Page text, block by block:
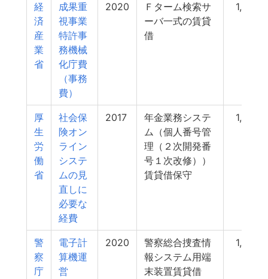
経
済
産
業
省
成果重
視事業
特許事
務機械
化庁費
（事務
費）
2020
Ｆターム検索サ
ーバ一式の賃貸
借
1,043
厚
生
労
働
省
社会保
険オン
ライン
システ
ムの見
直しに
必要な
経費
2017
年金業務システ
ム（個人番号管
理（２次開発番
号１次改修））
賃貸借保守
1,036
警
察
庁
電子計
算機運
営
2020
警察総合捜査情
報システム用端
末装置賃貸借
1,034